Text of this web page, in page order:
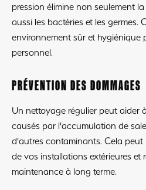
pression élimine non seulement
aussi les bactéries et les germes.
environnement sûr et hygiénique
personnel.
PRÉVENTION DES DOMMAGES
Un nettoyage régulier peut aider
causés par l'accumulation de
d'autres contaminants. Cela
de vos installations extérieures et
maintenance à long terme.